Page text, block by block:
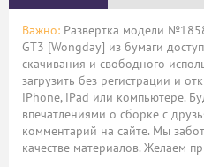
Важно: Развёртка модели
GT3 [Wongday] из бумаги
скачивания и свободного
загрузить без регистрации и
iPhone, iPad или компьютере.
впечатлениями о сборке с
комментарий на сайте. Мы
качестве материалов. Желаем